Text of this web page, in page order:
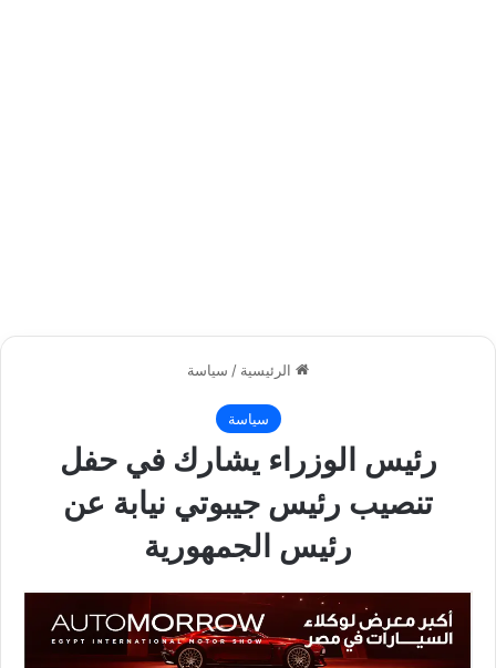
الرئيسية / سياسة
سياسة
رئيس الوزراء يشارك في حفل
تنصيب رئيس جيبوتي نيابة عن
رئيس الجمهورية